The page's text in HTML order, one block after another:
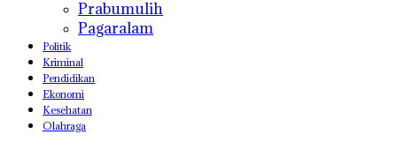
Prabumulih
Pagaralam
Politik
Kriminal
Pendidikan
Ekonomi
Kesehatan
Olahraga